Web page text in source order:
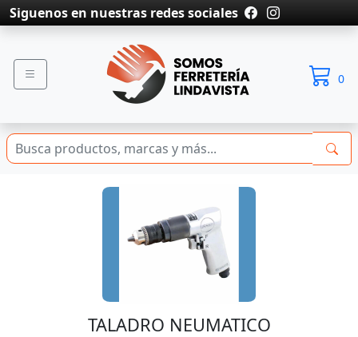
Siguenos en nuestras redes sociales
0
TALADRO NEUMATICO